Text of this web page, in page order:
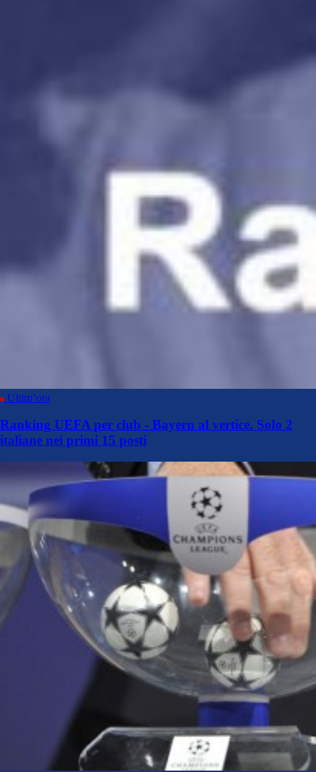
Ultim’ora
Ranking UEFA per club - Bayern al vertice. Solo 2
italiane nei primi 15 posti